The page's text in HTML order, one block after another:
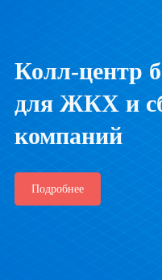
Колл-центр
для ЖКХ и
компаний
Подробнее